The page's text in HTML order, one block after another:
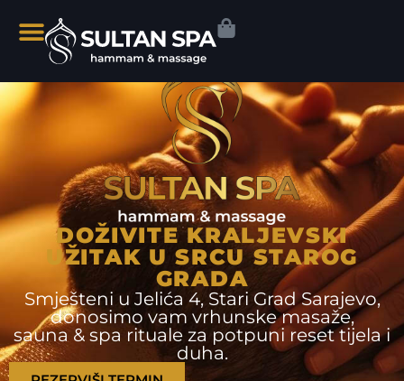
DOŽIVITE KRALJEVSKI
UŽITAK U SRCU STAROG
GRADA
Smješteni u Jelića 4, Stari Grad Sarajevo,
donosimo vam vrhunske masaže,
sauna & spa rituale za potpuni reset tijela i
duha.